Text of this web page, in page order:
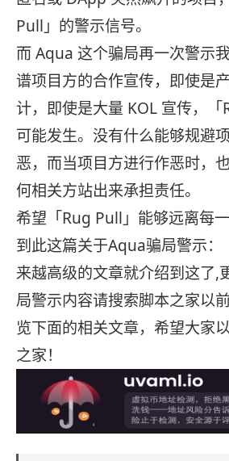
Pull」的警示信号。
而 Aqua 这个骗局再一次警示
谱项目方的合作宣传，即使是
计，即使是大量 KOL 宣传，
可能发生。没有什么能够规避
恶，而当项目方进行作恶时，
何相关方站出来承担责任。
希望「Rug Pull」能够远离每一
到此这篇关于Aqua骗局警示
来越高级的文章就介绍到这了,
局警示内容请搜索脚本之家以
览下面的相关文章，希望大家
之家！